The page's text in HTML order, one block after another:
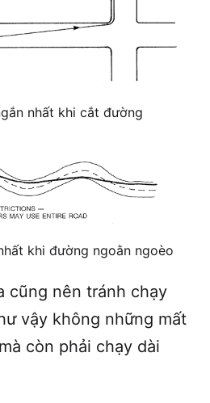
nhất khi cắt đường
khi đường ngoằn ngoèo
cũng nên tránh chạy
vậy không những mất
còn phải chạy dài